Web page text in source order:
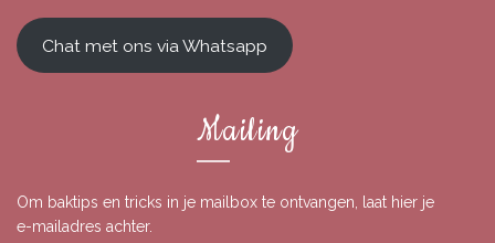
Chat met ons via Whatsapp
Mailing
Om baktips en tricks in je mailbox te ontvangen, laat hier je
e-mailadres achter.